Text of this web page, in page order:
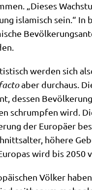
„Die­ses
isla­misch sein.“
wer­den sich
aber durch­aus.
des­sen
schrump­fen wird.
der Euro­pä­er
höhe­re
wird bis 2050
Völ­ker